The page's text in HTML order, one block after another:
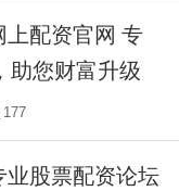
助您财富升级
177